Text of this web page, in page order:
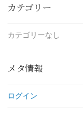
カテゴリー
カテゴリーなし
メタ情報
ログイン